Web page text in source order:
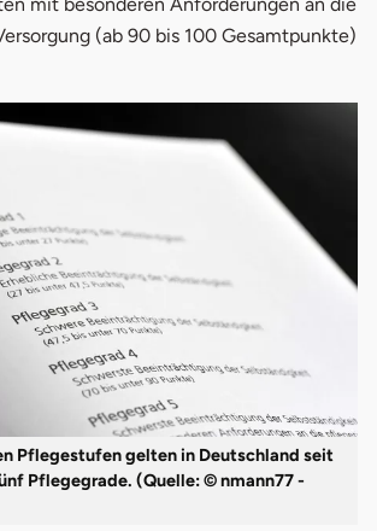
(ab 90 bis 100 Gesamtpunkte)
Pflegestufen gelten in Deutschland seit
Pflegegrade. (Quelle: © nmann77 -